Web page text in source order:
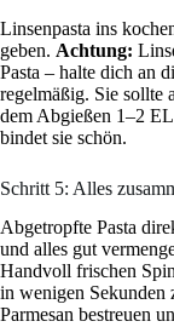
Linsenpasta ins
geben. Achtung:
Pasta – halte dich an
regelmäßig. Sie sollte
dem Abgießen 1–2
bindet sie schön.
Schritt 5: Alles
Abgetropfte Pasta
und alles gut
Handvoll frischen
in wenigen Sekunden
Parmesan bestreuen